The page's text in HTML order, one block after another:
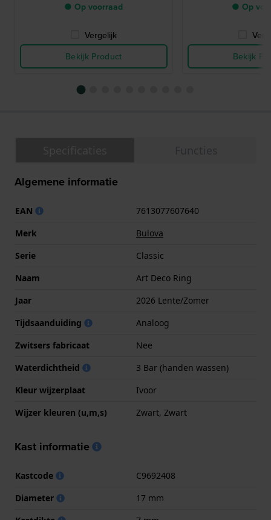
● Op voorraad
Vergelijk
Bekijk Product
● Op
Bekijk
Algemene informatie
EAN
7613077607640
Merk
Bulova
Serie
Classic
Naam
Art Deco Ring
Jaar
2026 Lente/Zomer
Tijdsaanduiding
Analoog
Zwitsers fabricaat
Nee
Waterdichtheid
3 Bar (handen wassen)
Kleur wijzerplaat
Ivoor
Wijzer kleuren (u,m,s)
Zwart, Zwart
Kast informatie
Kastcode
C9692408
Diameter
17 mm